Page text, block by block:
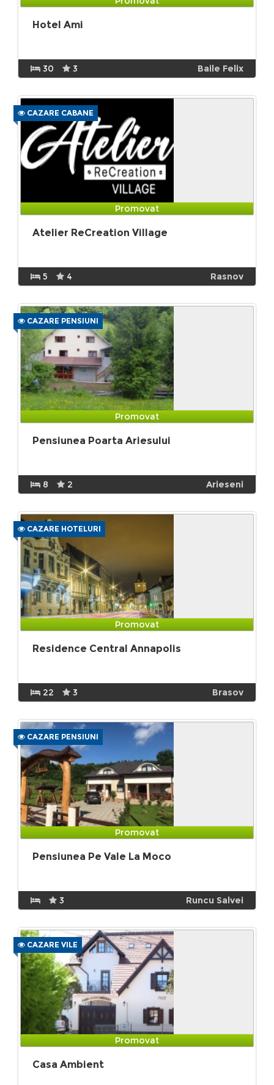
Hotel Ami
30 3 Baile Felix
CAZARE CABANE
Promovat
Atelier ReCreation Village
5 4 Rasnov
CAZARE PENSIUNI
Promovat
Pensiunea Poarta Ariesului
8 2 Arieseni
CAZARE HOTELURI
Promovat
Residence Central Annapolis
22 3 Brasov
CAZARE PENSIUNI
Promovat
Pensiunea Pe Vale La Moco
3 Runcu Salvei
CAZARE VILE
Promovat
Casa Ambient